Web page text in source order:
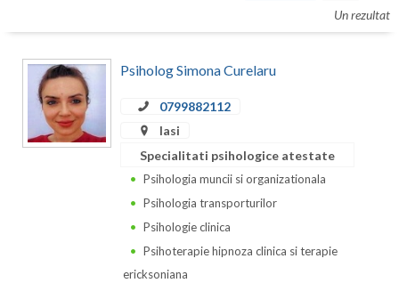
Bucuresti
Buzau
Calarasi
Caras-Severin
Un rezultat
Psiholog Simona Curelaru
0799882112
Iasi
Specialitati psihologice atestate
Psihologia muncii si organizationala
Psihologia transporturilor
Psihologie clinica
Psihoterapie hipnoza clinica si terapie
ericksoniana